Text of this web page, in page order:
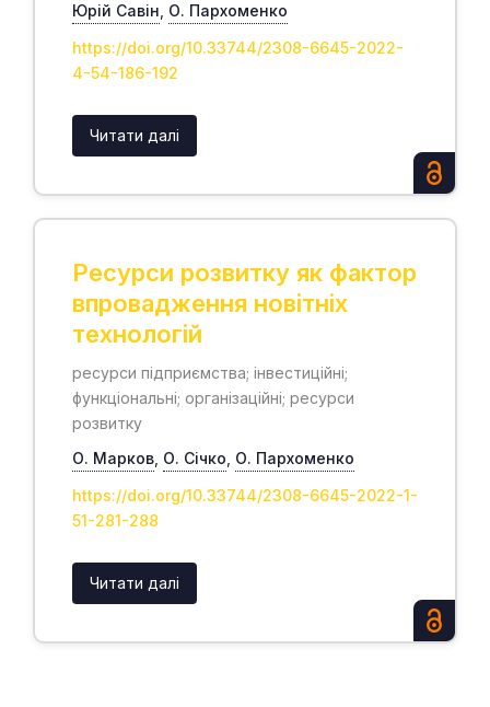
Юрій Савін О. Пархоменко
https://doi.org/10.33744/2308-6645-2022-
4-54-186-192
Читати далі
Ресурси розвитку як фактор
впровадження новітніх
технологій
ресурси підприємства; інвестиційні;
функціональні; організаційні; ресурси
розвитку
О. Марков О. Січко О. Пархоменко
https://doi.org/10.33744/2308-6645-2022-1-
51-281-288
Читати далі